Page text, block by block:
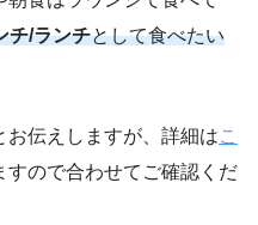
チ/ランチとして食べたい
伝えしますが、詳細はこ
ので合わせてご確認くだ